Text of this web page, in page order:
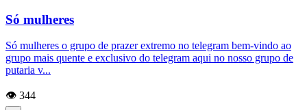
Só mulheres
Só mulheres o grupo de prazer extremo no telegram bem-vindo ao
grupo mais quente e exclusivo do telegram aqui no nosso grupo de
putaria v...
👁️ 344